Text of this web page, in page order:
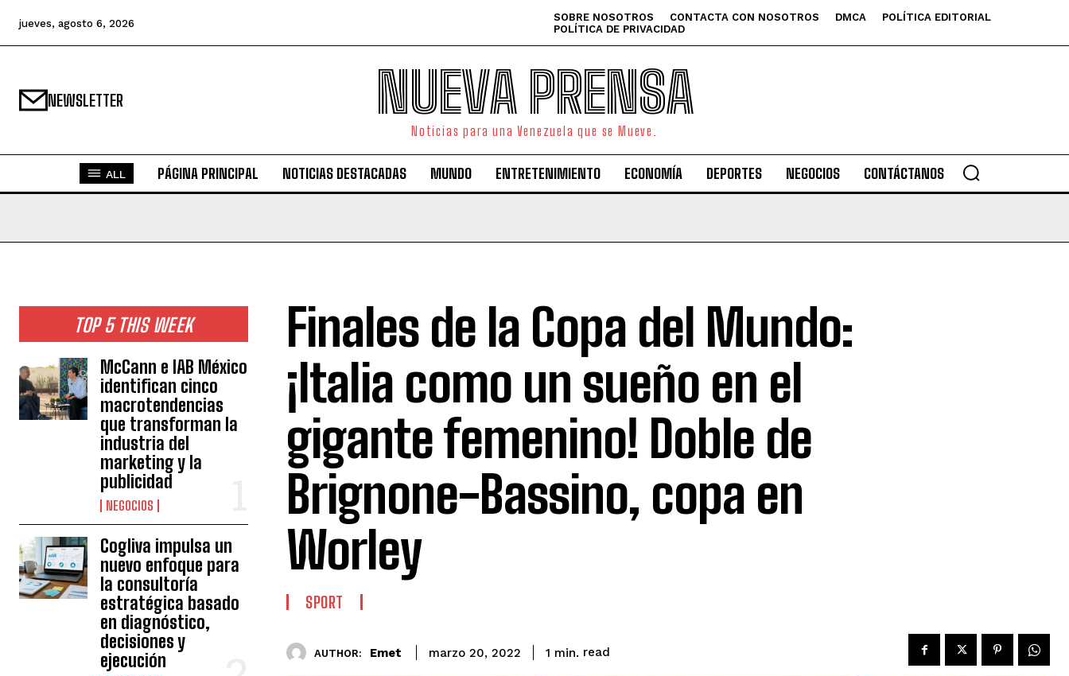
jueves, agosto 6, 2026 SOBRE NOSOTROS CONTACTA CON NOSOTROS DMCA
POLÍTICA EDITORIAL
POLÍTICA DE PRIVACIDAD
NEWSLETTER NUEVA PRENSA
Noticias para una Venezuela que se Mueve.
ALL PÁGINA PRINCIPAL NOTICIAS DESTACADAS MUNDO ENTRETENIMIENTO ECONOMÍA DEPORTES NEGOCIOS CONTÁCTANOS
TOP 5 THIS WEEK
McCann e IAB México
identifican cinco
macrotendencias
que transforman la
industria del
marketing y la
publicidad
NEGOCIOS
Cogliva impulsa un
nuevo enfoque para
la consultoría
estratégica basado
en diagnóstico,
decisiones y
ejecución
Finales de la Copa del Mundo:
¡Italia como un sueño en el
gigante femenino! Doble de
Brignone-Bassino, copa en
Worley
SPORT
AUTHOR: Emet marzo 20, 2022 1 min. read